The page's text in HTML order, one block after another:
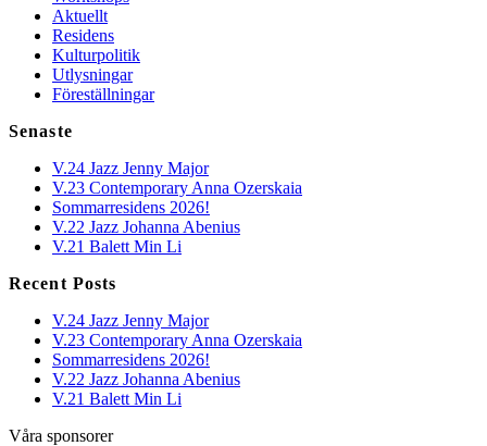
Aktuellt
Residens
Kulturpolitik
Utlysningar
Föreställningar
Senaste
V.24 Jazz Jenny Major
V.23 Contemporary Anna Ozerskaia
Sommarresidens 2026!
V.22 Jazz Johanna Abenius
V.21 Balett Min Li
Recent Posts
V.24 Jazz Jenny Major
V.23 Contemporary Anna Ozerskaia
Sommarresidens 2026!
V.22 Jazz Johanna Abenius
V.21 Balett Min Li
Våra sponsorer